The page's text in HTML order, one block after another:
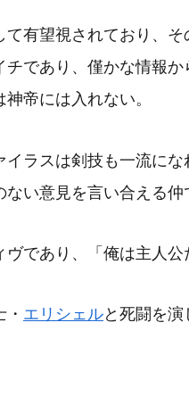
て有望視されており、
であり、僅かな情報
帝には入れない。
ラスは剣技も一流に
い意見を言い合える仲
であり、「俺は主人公
エリシェルと死闘を演